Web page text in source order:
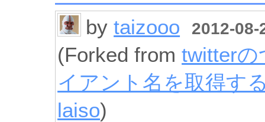
bytaizooo 2012-08-
(Forked fromtwitter
イアント名を取得す
laiso)